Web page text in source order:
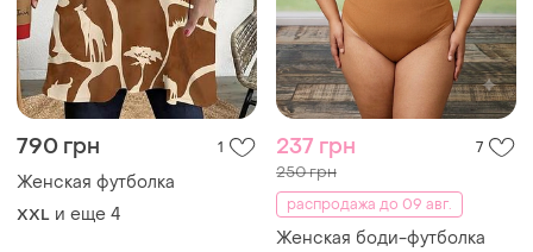
790 грн 1
Женская футболка
XXL и еще 4
237 грн 7
250 грн
распродажа до 09 авг.
Женская боди-футболка